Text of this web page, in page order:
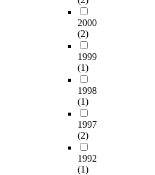
2000
(2)
1999
(1)
1998
(1)
1997
(2)
1992
(1)